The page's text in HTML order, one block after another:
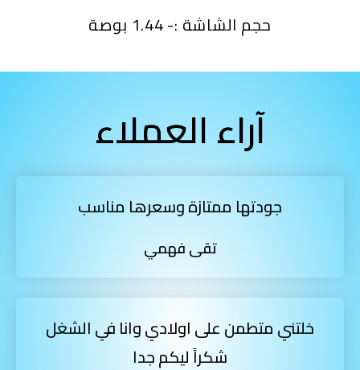
حجم الشاشة :- 1.44 بوصة
آراء العملاء
جودتها ممتازة وسعرها مناسب
تقى فهمي
خلتني متطمن على اولادي وانا في الشغل
شكراً ليكم جدا